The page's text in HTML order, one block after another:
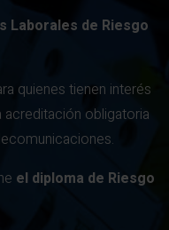
Laborales de Riesgo
quienes tienen interés
acreditación obligatoria
el diploma de Riesgo